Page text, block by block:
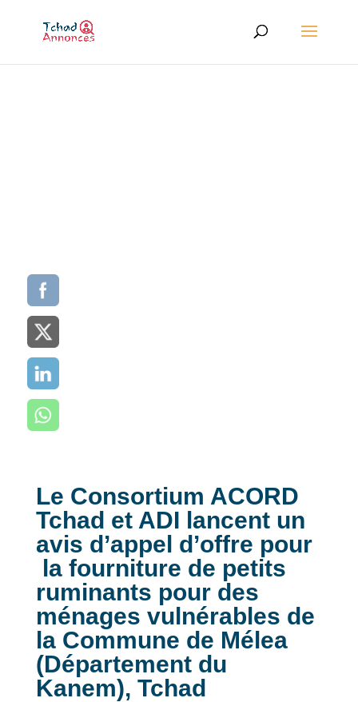
Le Consortium ACORD
Tchad et ADI lancent un
avis d’appel d’offre pour
la fourniture de petits
ruminants pour des
ménages vulnérables de
la Commune de Mélea
(Département du
Kanem), Tchad